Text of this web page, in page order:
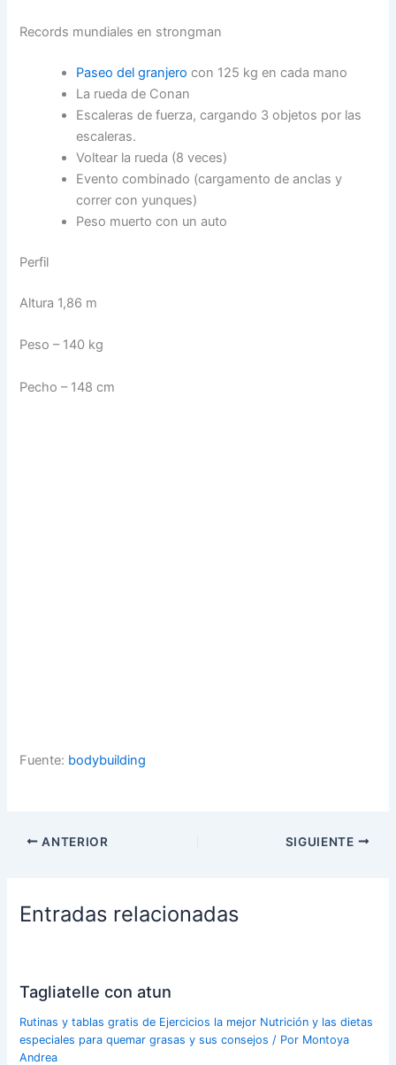
Records mundiales en strongman
Paseo del granjero con 125 kg en cada mano
La rueda de Conan
Escaleras de fuerza, cargando 3 objetos por las
escaleras.
Voltear la rueda (8 veces)
Evento combinado (cargamento de anclas y
correr con yunques)
Peso muerto con un auto
Perfil
Altura 1,86 m
Peso – 140 kg
Pecho – 148 cm
Fuente: bodybuilding
ANTERIOR SIGUIENTE
Entradas relacionadas
Tagliatelle con atun
Rutinas y tablas gratis de Ejercicios la mejor Nutrición y las dietas
especiales para quemar grasas y sus consejos / Por Montoya
Andrea